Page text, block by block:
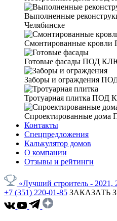
Выполненные
Челябинске
Смонтированные кровли
Готовые фасады ПОД
Заборы и ограждения
Тротуарная плитка ПОД
Спроектированные дома
Контакты
Спецпредложения
Калькулятор домов
О компании
Отзывы и рейтинги
«Лучший строитель - 2021,
+7 (351) 220-01-85 ЗАКАЗАТЬ